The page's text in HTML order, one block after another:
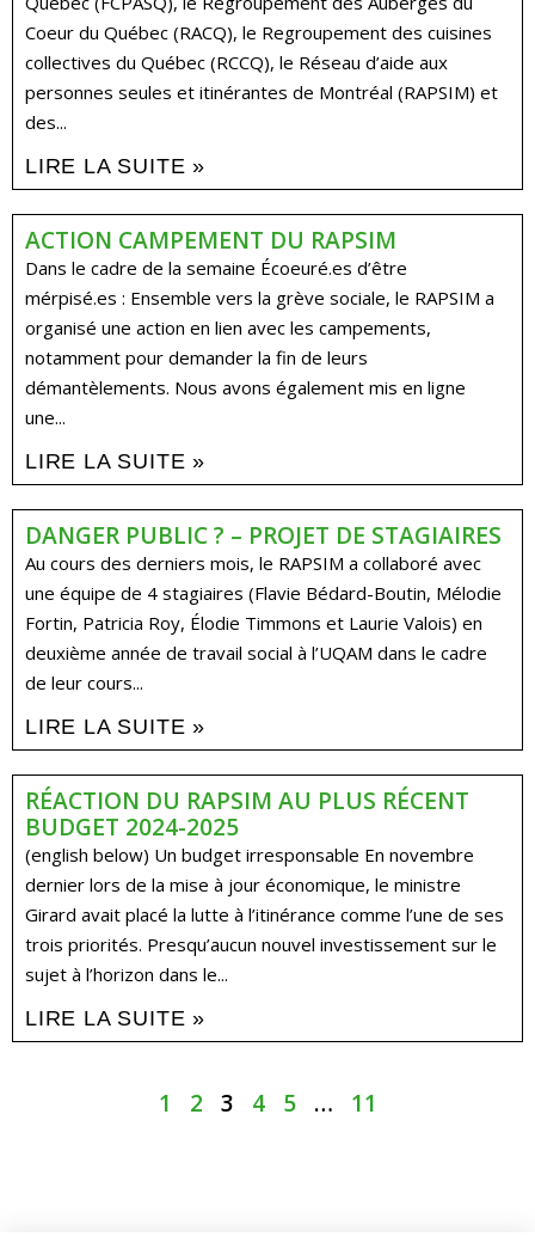
Coeur du Québec (RACQ), le Regroupement des cuisines
collectives du Québec (RCCQ), le Réseau d’aide aux
personnes seules et itinérantes de Montréal (RAPSIM) et
des...
LIRE LA SUITE »
ACTION CAMPEMENT DU RAPSIM
Dans le cadre de la semaine Écoeuré.es d’être
mérpisé.es : Ensemble vers la grève sociale, le RAPSIM a
organisé une action en lien avec les campements,
notamment pour demander la fin de leurs
démantèlements. Nous avons également mis en ligne
une...
LIRE LA SUITE »
DANGER PUBLIC ? – PROJET DE STAGIAIRES
Au cours des derniers mois, le RAPSIM a collaboré avec
une équipe de 4 stagiaires (Flavie Bédard-Boutin, Mélodie
Fortin, Patricia Roy, Élodie Timmons et Laurie Valois) en
deuxième année de travail social à l’UQAM dans le cadre
de leur cours...
LIRE LA SUITE »
RÉACTION DU RAPSIM AU PLUS RÉCENT
BUDGET 2024-2025
(english below) Un budget irresponsable En novembre
dernier lors de la mise à jour économique, le ministre
Girard avait placé la lutte à l’itinérance comme l’une de ses
trois priorités. Presqu’aucun nouvel investissement sur le
sujet à l’horizon dans le...
LIRE LA SUITE »
1 2 3 4 5 … 11